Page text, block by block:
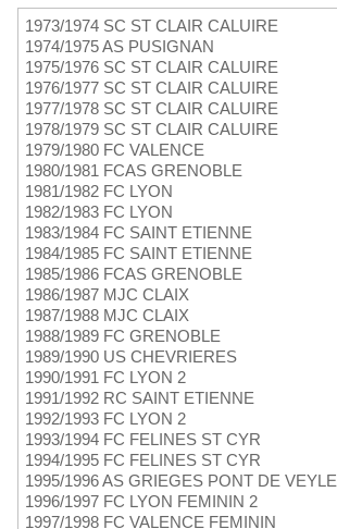
1973/1974 SC ST CLAIR CALUIRE
1974/1975 AS PUSIGNAN
1975/1976 SC ST CLAIR CALUIRE
1976/1977 SC ST CLAIR CALUIRE
1977/1978 SC ST CLAIR CALUIRE
1978/1979 SC ST CLAIR CALUIRE
1979/1980 FC VALENCE
1980/1981 FCAS GRENOBLE
1981/1982 FC LYON
1982/1983 FC LYON
1983/1984 FC SAINT ETIENNE
1984/1985 FC SAINT ETIENNE
1985/1986 FCAS GRENOBLE
1986/1987 MJC CLAIX
1987/1988 MJC CLAIX
1988/1989 FC GRENOBLE
1989/1990 US CHEVRIERES
1990/1991 FC LYON 2
1991/1992 RC SAINT ETIENNE
1992/1993 FC LYON 2
1993/1994 FC FELINES ST CYR
1994/1995 FC FELINES ST CYR
1995/1996 AS GRIEGES PONT DE VEYLE
1996/1997 FC LYON FEMININ 2
1997/1998 FC VALENCE FEMININ